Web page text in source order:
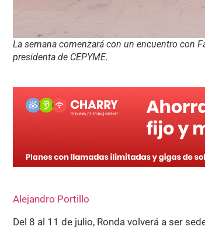
La semana comenzará con un encuentro con
presidenta de CEPYME.
Alejandro Portillo
Del 8 al 11 de julio, Ronda volverá a ser